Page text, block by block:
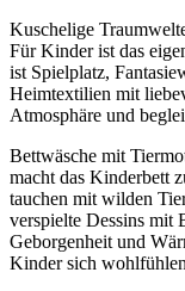
Kuschelige
Für Kinder ist das
ist Spielplatz,
Heimtextilien mit
Atmosphäre und
Bettwäsche mit
macht das Kinderbett
tauchen mit wilden
verspielte Dessins mit
Geborgenheit und
Kinder sich